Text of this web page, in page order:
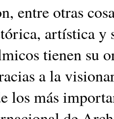
entre otras
artística y
tienen su
a la
los más